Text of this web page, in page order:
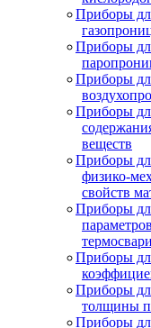
Приборы
Приборы
Приборы
Приборы
веществ
Приборы
физико-
свойств
Приборы
параметров
Приборы
Приборы
толщины
Приборы